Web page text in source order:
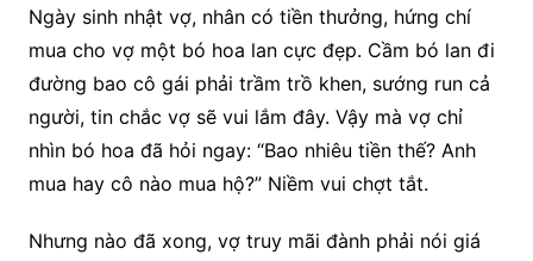
Ngày sinh nhật vợ, nhân có tiền thưởng, hứng chí
mua cho vợ một bó hoa lan cực đẹp. Cầm bó lan đi
đường bao cô gái phải trầm trồ khen, sướng run cả
người, tin chắc vợ sẽ vui lắm đây. Vậy mà vợ chỉ
nhìn bó hoa đã hỏi ngay: “Bao nhiêu tiền thế? Anh
mua hay cô nào mua hộ?” Niềm vui chợt tắt.
Nhưng nào đã xong, vợ truy mãi đành phải nói giá